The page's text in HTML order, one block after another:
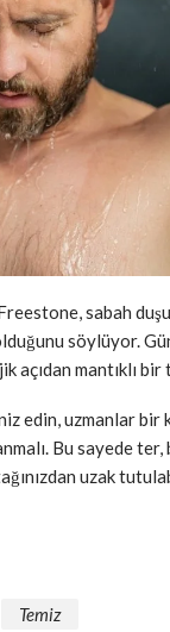
sabah
söylüyor.
açıdan mantıklı bir
edin, uzmanlar bir
Bu sayede
uzak
Temiz